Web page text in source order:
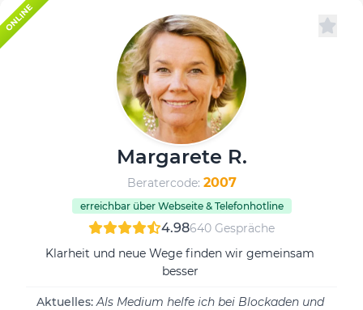
ONLINE
Margarete R.
Beratercode: 2007
erreichbar über Webseite & Telefonhotline
4.98640 Gespräche
Klarheit und neue Wege finden wir gemeinsam
besser
Aktuelles:Als Medium helfe ich bei Blockaden und